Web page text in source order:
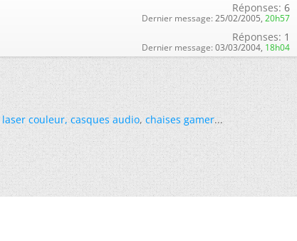
Réponses: 6
Dernier message: 25/02/2005, 20h57
Réponses: 1
Dernier message: 03/03/2004, 18h04
couleur,casques audio,chaises gamer...